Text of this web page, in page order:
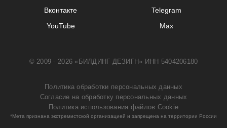
Вконтакте
Telegram
YouTube
Max
© 2009 - 2026 «БИЛДИНГ ДЕЗИГН» ИНН 5404206180
Политика обработки персональных данных
Согласие на обработку персональных данных
Политика использования файлов Cookie
*Мета признана экстремистской организацией и запрещена на территории России